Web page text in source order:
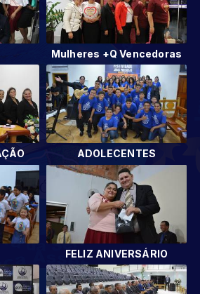
Mulheres +Q Vencedoras
ADOLECENTES
FELIZ ANIVERSÁRIO